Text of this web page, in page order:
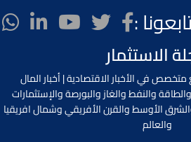
:
الاستثمار
في الأخبار الاقتصادية | أخبار المال
والنفط والغاز والبورصة والإستثمارات
الأوسط والقرن الأفريقي وشمال افريقيا
والعالم